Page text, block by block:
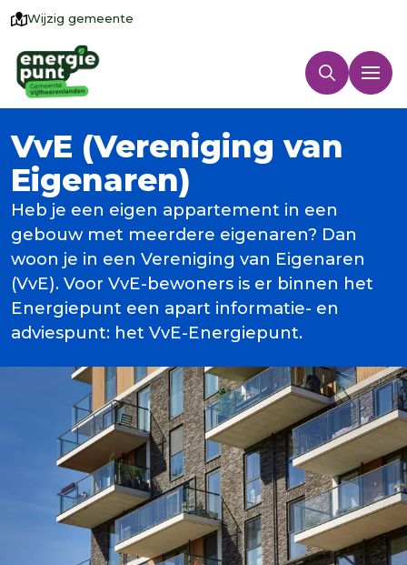
Wijzig gemeente
VvE (Vereniging van
Eigenaren)
Heb je een eigen appartement in een
gebouw met meerdere eigenaren? Dan
woon je in een Vereniging van Eigenaren
(VvE). Voor VvE-bewoners is er binnen het
Energiepunt een apart informatie- en
adviespunt: het VvE-Energiepunt.